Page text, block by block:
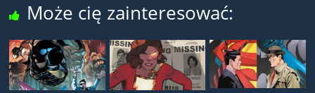
Może cię zainteresować: